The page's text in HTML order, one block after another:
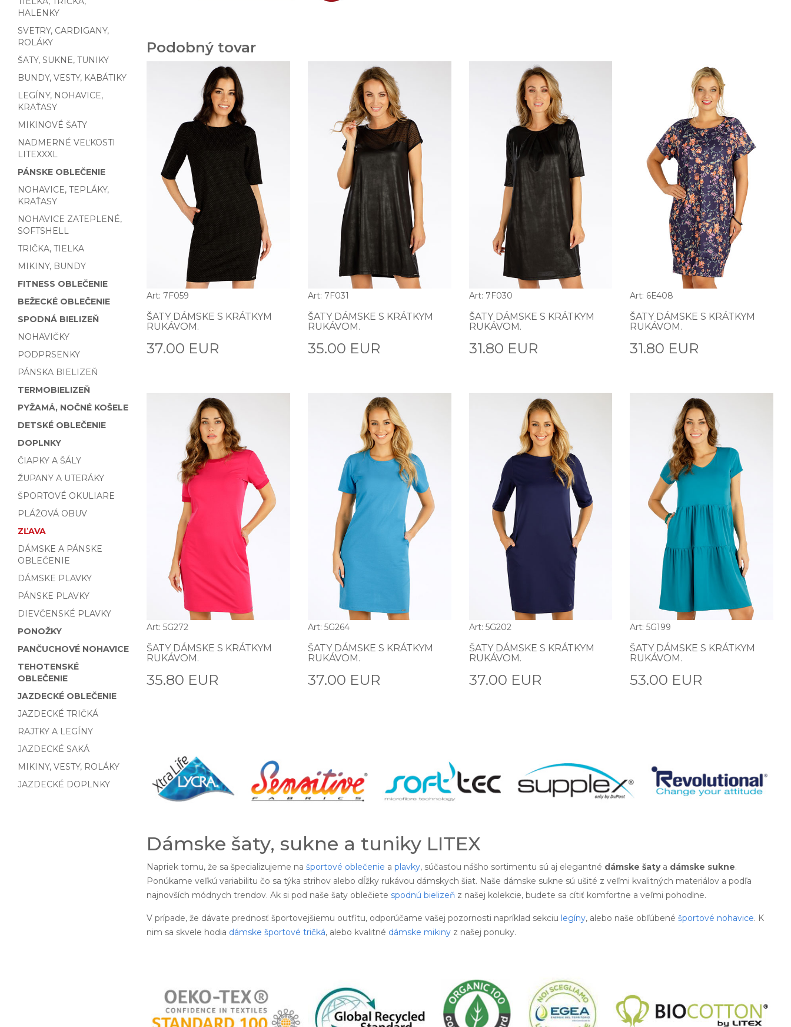
HALENKY
SVETRY, CARDIGANY,
ROLÁKY
ŠATY, SUKNE, TUNIKY
BUNDY, VESTY, KABÁTIKY
LEGÍNY, NOHAVICE,
KRAŤASY
MIKINOVÉ ŠATY
NADMERNÉ VEĽKOSTI
LITEXXXL
PÁNSKE OBLEČENIE
NOHAVICE, TEPLÁKY,
KRAŤASY
NOHAVICE ZATEPLENÉ,
SOFTSHELL
TRIČKA, TIELKA
MIKINY, BUNDY
FITNESS OBLEČENIE
BEŽECKÉ OBLEČENIE
SPODNÁ BIELIZEŇ
NOHAVIČKY
PODPRSENKY
PÁNSKA BIELIZEŇ
TERMOBIELIZEŇ
PYŽAMÁ, NOČNÉ KOŠELE
DETSKÉ OBLEČENIE
DOPLNKY
ČIAPKY A ŠÁLY
ŽUPANY A UTERÁKY
ŠPORTOVÉ OKULIARE
PLÁŽOVÁ OBUV
ZĽAVA
DÁMSKE A PÁNSKE
OBLEČENIE
DÁMSKE PLAVKY
PÁNSKE PLAVKY
DIEVČENSKÉ PLAVKY
PONOŽKY
PANČUCHOVÉ NOHAVICE
TEHOTENSKÉ
OBLEČENIE
JAZDECKÉ OBLEČENIE
JAZDECKÉ TRIČKÁ
RAJTKY A LEGÍNY
JAZDECKÉ SAKÁ
MIKINY, VESTY, ROLÁKY
JAZDECKÉ DOPLNKY
Podobný tovar
Art: 7F059
ŠATY DÁMSKE S KRÁTKYM
RUKÁVOM.
37.00 EUR
Art: 7F031
ŠATY DÁMSKE S KRÁTKYM
RUKÁVOM.
35.00 EUR
Art: 7F030
ŠATY DÁMSKE S KRÁTKYM
RUKÁVOM.
31.80 EUR
Art: 6E408
ŠATY DÁMSKE S KRÁTKYM
RUKÁVOM.
31.80 EUR
Art: 5G272
ŠATY DÁMSKE S KRÁTKYM
RUKÁVOM.
35.80 EUR
Art: 5G264
ŠATY DÁMSKE S KRÁTKYM
RUKÁVOM.
37.00 EUR
Art: 5G202
ŠATY DÁMSKE S KRÁTKYM
RUKÁVOM.
37.00 EUR
Art: 5G199
ŠATY DÁMSKE S KRÁTKYM
RUKÁVOM.
53.00 EUR
Dámske šaty, sukne a tuniky LITEX
Napriek tomu, že sa špecializujeme na športové oblečenie a plavky, súčasťou nášho sortimentu sú aj elegantné dámske šatya dámske sukne.
Ponúkame veľkú variabilitu čo sa týka strihov alebo dĺžky rukávou dámskych šiat. Naše dámske sukne sú ušité z veľmi kvalitných materiálov a podľa
najnovších módnych trendov. Ak si pod naše šaty oblečiete spodnú bielizeň z našej kolekcie, budete sa cítiť komfortne a veľmi pohodlne.
V prípade, že dávate prednosť športovejšiemu outfitu, odporúčame vašej pozornosti napríklad sekciu legíny, alebo naše obľúbené športové nohavice. K
nim sa skvele hodia dámske športové tričká, alebo kvalitné dámske mikiny z našej ponuky.